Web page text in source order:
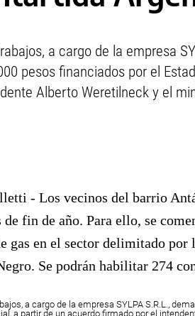
a cargo de la empresa
pesos financiados por el
Alberto Weretilneck y el
- Los vecinos del barrio
de fin de año. Para ello, se
gas en el sector delimitado
Se podrán habilitar 274
a cargo de la empresa SYLPA S.R.L.,
a partir de un acuerdo firmado por el